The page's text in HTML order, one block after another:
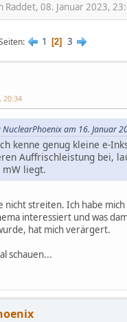
Raddet, 08. Januar 2023,
1 2 3
20:34
am 16. Januar
kenne genug kleine e-
Auffrischleistung bei,
liegt.
nicht streiten. Ich habe
interessiert und was
hat mich verärgert.
schauen...